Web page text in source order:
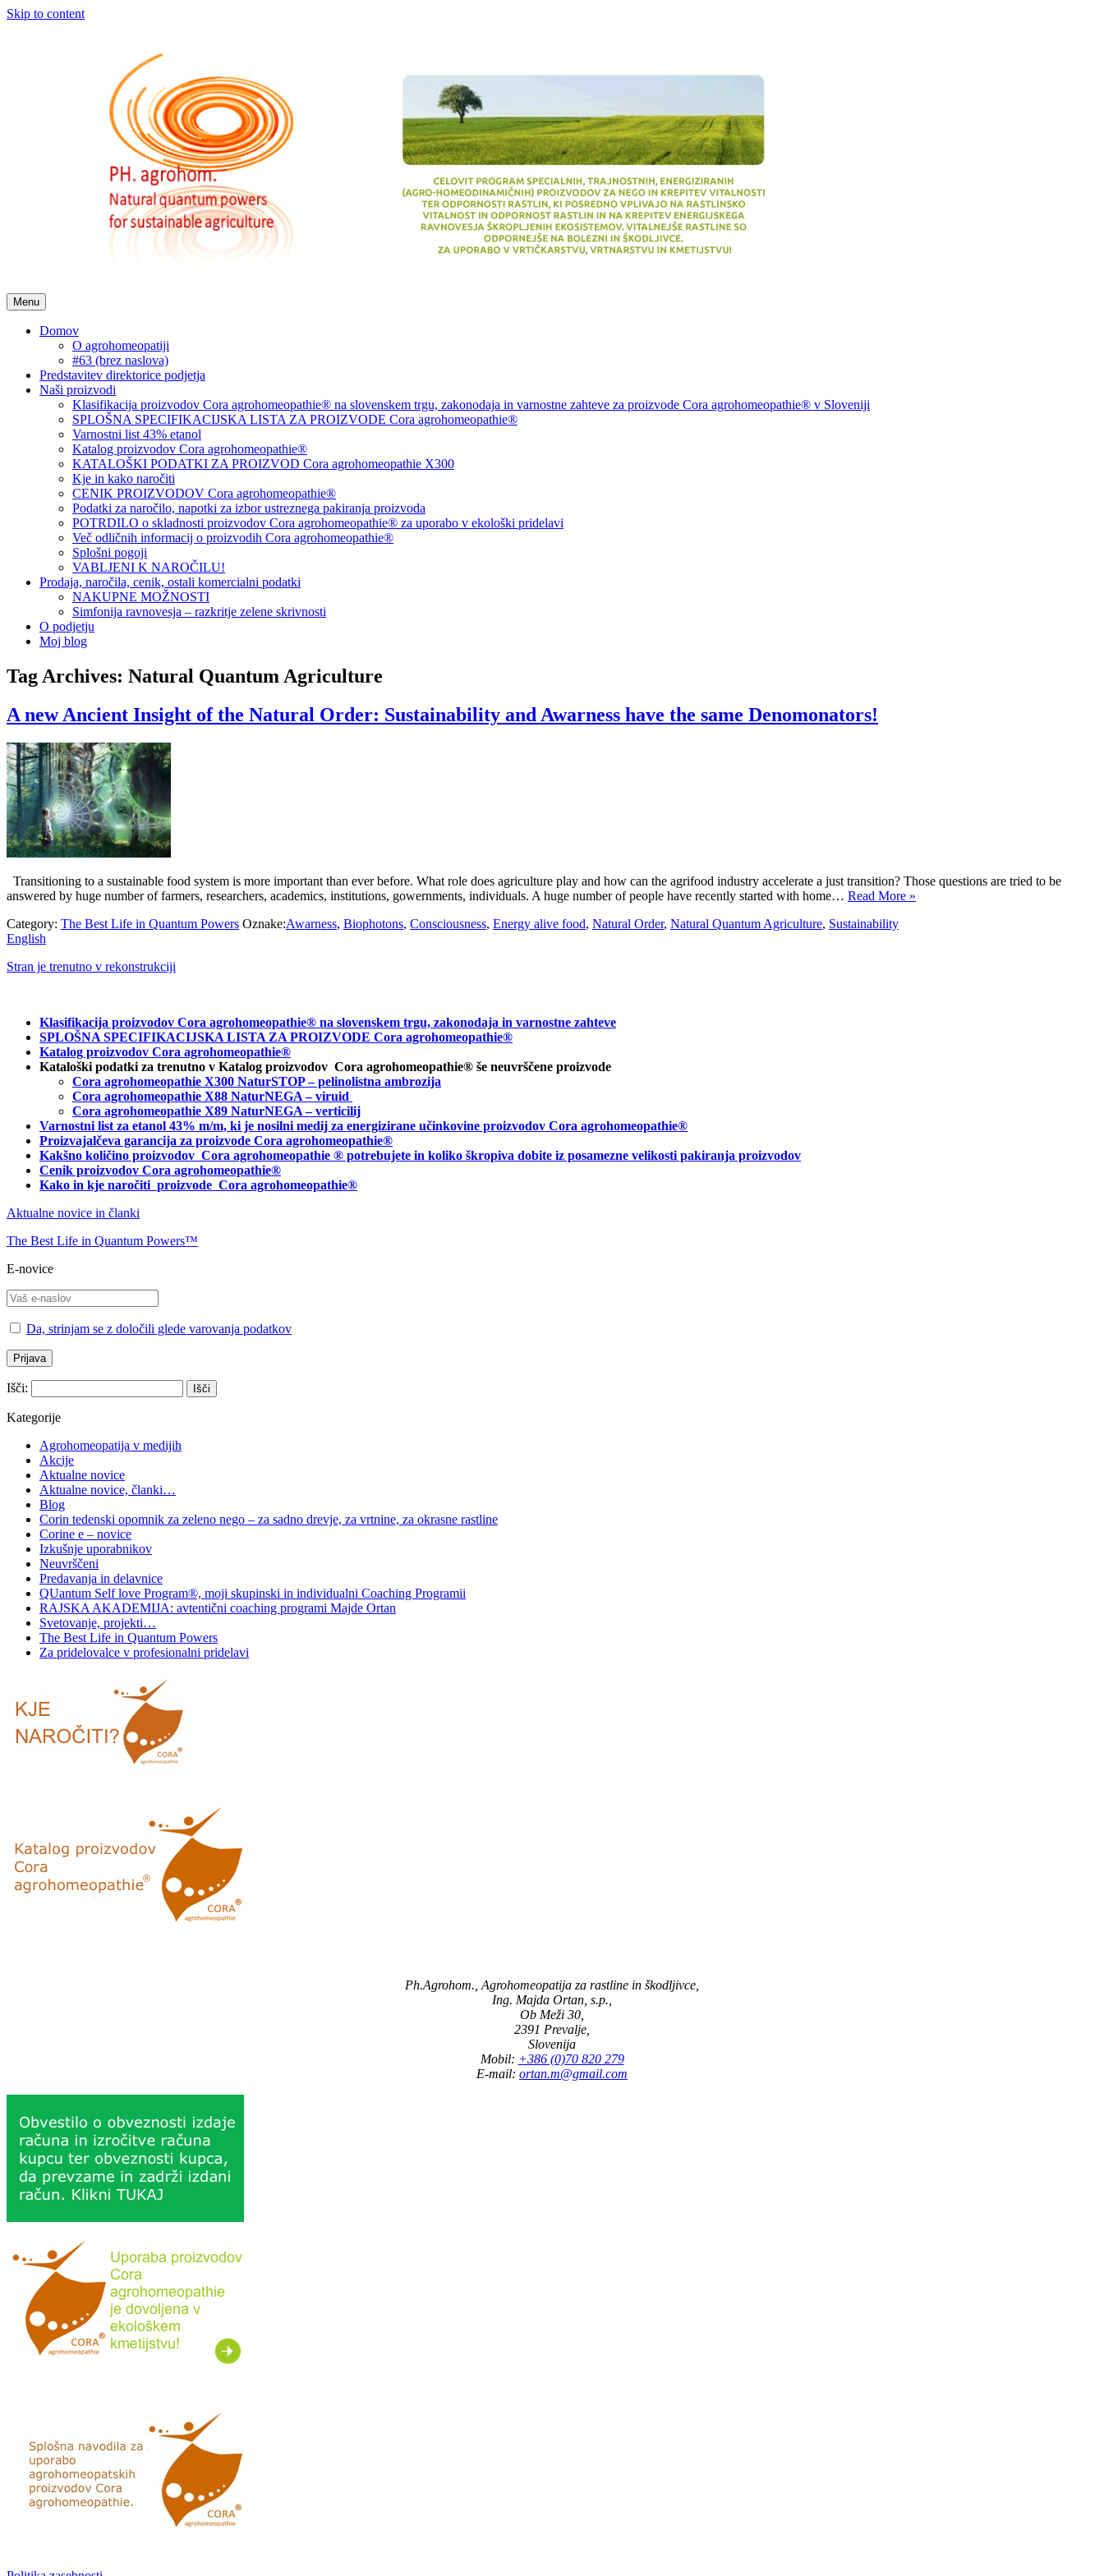
Skip to content
Menu
Domov
O agrohomeopatiji
#63 (brez naslova)
Predstavitev direktorice podjetja
Naši proizvodi
Klasifikacija proizvodov Cora agrohomeopathie® na slovenskem trgu, zakonodaja in varnostne zahteve za proizvode Cora agrohomeopathie® v Sloveniji
SPLOŠNA SPECIFIKACIJSKA LISTA ZA PROIZVODE Cora agrohomeopathie®
Varnostni list 43% etanol
Katalog proizvodov Cora agrohomeopathie®
KATALOŠKI PODATKI ZA PROIZVOD Cora agrohomeopathie X300
Kje in kako naročiti
CENIK PROIZVODOV Cora agrohomeopathie®
Podatki za naročilo, napotki za izbor ustreznega pakiranja proizvoda
POTRDILO o skladnosti proizvodov Cora agrohomeopathie® za uporabo v ekološki pridelavi
Več odličnih informacij o proizvodih Cora agrohomeopathie®
Splošni pogoji
VABLJENI K NAROČILU!
Prodaja, naročila, cenik, ostali komercialni podatki
NAKUPNE MOŽNOSTI
Simfonija ravnovesja – razkritje zelene skrivnosti
O podjetju
Moj blog
Tag Archives: Natural Quantum Agriculture
A new Ancient Insight of the Natural Order: Sustainability and Awarness have the same Denomonators!
Transitioning to a sustainable food system is more important than ever before. What role does agriculture play and how can the agrifood industry accelerate a just transition? Those questions are tried to be
answered by huge number of farmers, researchers, academics, institutions, gowernments, individuals. A huge number of people have recently started with home… Read More »
Category: The Best Life in Quantum Powers Oznake:Awarness, Biophotons, Consciousness, Energy alive food, Natural Order, Natural Quantum Agriculture, Sustainability
English
Stran je trenutno v rekonstrukciji
Klasifikacija proizvodov Cora agrohomeopathie® na slovenskem trgu, zakonodaja in varnostne zahteve
SPLOŠNA SPECIFIKACIJSKA LISTA ZA PROIZVODE Cora agrohomeopathie®
Katalog proizvodov Cora agrohomeopathie®
Kataloški podatki za trenutno v Katalog proizvodov Cora agrohomeopathie® še neuvrščene proizvode
Cora agrohomeopathie X300 NaturSTOP – pelinolistna ambrozija
Cora agrohomeopathie X88 NaturNEGA – viruid
Cora agrohomeopathie X89 NaturNEGA – verticilij
Varnostni list za etanol 43% m/m, ki je nosilni medij za energizirane učinkovine proizvodov Cora agrohomeopathie®
Proizvajalčeva garancija za proizvode Cora agrohomeopathie®
Kakšno količino proizvodov Cora agrohomeopathie ® potrebujete in koliko škropiva dobite iz posamezne velikosti pakiranja proizvodov
Cenik proizvodov Cora agrohomeopathie®
Kako in kje naročiti proizvode Cora agrohomeopathie®
Aktualne novice in članki
The Best Life in Quantum Powers™
E-novice
Da, strinjam se z določili glede varovanja podatkov
Išči:
Kategorije
Agrohomeopatija v medijih
Akcije
Aktualne novice
Aktualne novice, članki…
Blog
Corin tedenski opomnik za zeleno nego – za sadno drevje, za vrtnine, za okrasne rastline
Corine e – novice
Izkušnje uporabnikov
Neuvrščeni
Predavanja in delavnice
QUantum Self love Program®, moji skupinski in individualni Coaching Programii
RAJSKA AKADEMIJA: avtentični coaching programi Majde Ortan
Svetovanje, projekti…
The Best Life in Quantum Powers
Za pridelovalce v profesionalni pridelavi
Ph.Agrohom., Agrohomeopatija za rastline in škodljivce,
Ing. Majda Ortan, s.p.,
Ob Meži 30,
2391 Prevalje,
Slovenija
Mobil: +386 (0)70 820 279
E-mail: ortan.m@gmail.com